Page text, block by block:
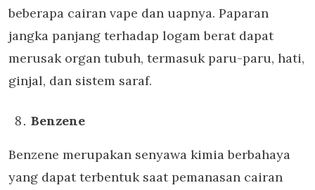
beberapa cairan vape dan uapnya. Paparan
jangka panjang terhadap logam berat dapat
merusak organ tubuh, termasuk paru-paru, hati,
ginjal, dan sistem saraf.
Benzene
Benzene merupakan senyawa kimia berbahaya
yang dapat terbentuk saat pemanasan cairan